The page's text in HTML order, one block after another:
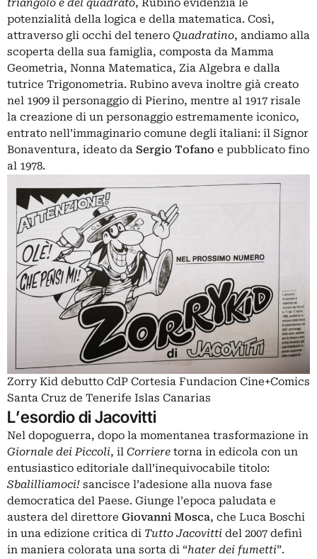
triangolo e del quadrato, Rubino evidenzia le
potenzialità della logica e della matematica. Così,
attraverso gli occhi del tenero Quadratino, andiamo alla
scoperta della sua famiglia, composta da Mamma
Geometria, Nonna Matematica, Zia Algebra e dalla
tutrice Trigonometria. Rubino aveva inoltre già creato
nel 1909 il personaggio di Pierino, mentre al 1917 risale
la creazione di un personaggio estremamente iconico,
entrato nell’immaginario comune degli italiani: il Signor
Bonaventura, ideato da Sergio Tofano e pubblicato fino
al 1978.
Zorry Kid debutto CdP Cortesia Fundacion Cine+Comics
Santa Cruz de Tenerife Islas Canarias
L’esordio di Jacovitti
Nel dopoguerra, dopo la momentanea trasformazione in
Giornale dei Piccoli, il Corriere torna in edicola con un
entusiastico editoriale dall’inequivocabile titolo:
Sbalilliamoci! sancisce l’adesione alla nuova fase
democratica del Paese. Giunge l’epoca paludata e
austera del direttore Giovanni Mosca, che Luca Boschi
in una edizione critica di Tutto Jacovitti del 2007 definì
in maniera colorata una sorta di “hater dei fumetti”.